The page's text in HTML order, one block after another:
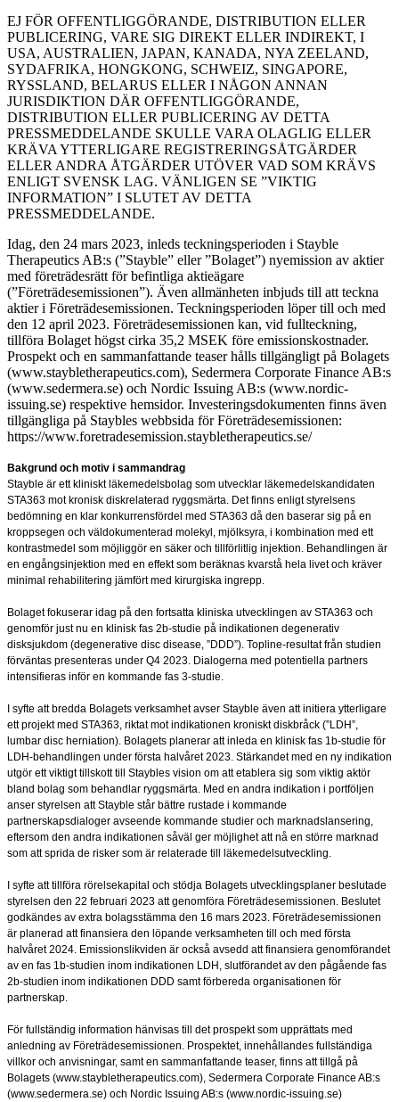
EJ FÖR OFFENTLIGGÖRANDE, DISTRIBUTION ELLER
PUBLICERING, VARE SIG DIREKT ELLER INDIREKT, I
USA, AUSTRALIEN, JAPAN, KANADA, NYA ZEELAND,
SYDAFRIKA, HONGKONG, SCHWEIZ, SINGAPORE,
RYSSLAND, BELARUS ELLER I NÅGON ANNAN
JURISDIKTION DÄR OFFENTLIGGÖRANDE,
DISTRIBUTION ELLER PUBLICERING AV DETTA
PRESSMEDDELANDE SKULLE VARA OLAGLIG ELLER
KRÄVA YTTERLIGARE REGISTRERINGSÅTGÄRDER
ELLER ANDRA ÅTGÄRDER UTÖVER VAD SOM KRÄVS
ENLIGT SVENSK LAG. VÄNLIGEN SE ”VIKTIG
INFORMATION” I SLUTET AV DETTA
PRESSMEDDELANDE.
Idag, den 24 mars 2023, inleds teckningsperioden i Stayble
Therapeutics AB:s (”Stayble” eller ”Bolaget”) nyemission av aktier
med företrädesrätt för befintliga aktieägare
(”Företrädesemissionen”). Även allmänheten inbjuds till att teckna
aktier i Företrädesemissionen. Teckningsperioden löper till och med
den 12 april 2023. Företrädesemissionen kan, vid fullteckning,
tillföra Bolaget högst cirka 35,2 MSEK före emissionskostnader.
Prospekt och en sammanfattande teaser hålls tillgängligt på Bolagets
(www.staybletherapeutics.com), Sedermera Corporate Finance AB:s
(www.sedermera.se) och Nordic Issuing AB:s (www.nordic-
issuing.se) respektive hemsidor. Investeringsdokumenten finns även
tillgängliga på Staybles webbsida för Företrädesemissionen:
https://www.foretradesemission.staybletherapeutics.se/
Bakgrund och motiv i sammandrag
Stayble är ett kliniskt läkemedelsbolag som utvecklar läkemedelskandidaten
STA363 mot kronisk diskrelaterad ryggsmärta. Det finns enligt styrelsens
bedömning en klar konkurrensfördel med STA363 då den baserar sig på en
kroppsegen och väldokumenterad molekyl, mjölksyra, i kombination med ett
kontrastmedel som möjliggör en säker och tillförlitlig injektion. Behandlingen är
en engångsinjektion med en effekt som beräknas kvarstå hela livet och kräver
minimal rehabilitering jämfört med kirurgiska ingrepp.
Bolaget fokuserar idag på den fortsatta kliniska utvecklingen av STA363 och
genomför just nu en klinisk fas 2b-studie på indikationen degenerativ
disksjukdom (degenerative disc disease, ”DDD”). Topline-resultat från studien
förväntas presenteras under Q4 2023. Dialogerna med potentiella partners
intensifieras inför en kommande fas 3-studie.
I syfte att bredda Bolagets verksamhet avser Stayble även att initiera ytterligare
ett projekt med STA363, riktat mot indikationen kroniskt diskbråck (”LDH”,
lumbar disc herniation). Bolagets planerar att inleda en klinisk fas 1b-studie för
LDH-behandlingen under första halvåret 2023. Stärkandet med en ny indikation
utgör ett viktigt tillskott till Staybles vision om att etablera sig som viktig aktör
bland bolag som behandlar ryggsmärta. Med en andra indikation i portföljen
anser styrelsen att Stayble står bättre rustade i kommande
partnerskapsdialoger avseende kommande studier och marknadslansering,
eftersom den andra indikationen såväl ger möjlighet att nå en större marknad
som att sprida de risker som är relaterade till läkemedelsutveckling.
I syfte att tillföra rörelsekapital och stödja Bolagets utvecklingsplaner beslutade
styrelsen den 22 februari 2023 att genomföra Företrädesemissionen. Beslutet
godkändes av extra bolagsstämma den 16 mars 2023. Företrädesemissionen
är planerad att finansiera den löpande verksamheten till och med första
halvåret 2024. Emissionslikviden är också avsedd att finansiera genomförandet
av en fas 1b-studien inom indikationen LDH, slutförandet av den pågående fas
2b-studien inom indikationen DDD samt förbereda organisationen för
partnerskap.
För fullständig information hänvisas till det prospekt som upprättats med
anledning av Företrädesemissionen. Prospektet, innehållandes fullständiga
villkor och anvisningar, samt en sammanfattande teaser, finns att tillgå på
Bolagets (www.staybletherapeutics.com), Sedermera Corporate Finance AB:s
(www.sedermera.se) och Nordic Issuing AB:s (www.nordic-issuing.se)